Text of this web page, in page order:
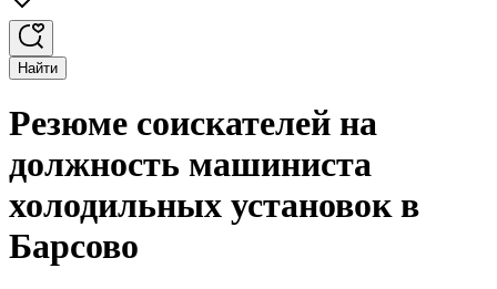
Найти
Резюме соискателей на
должность машиниста
холодильных установок в
Барсово